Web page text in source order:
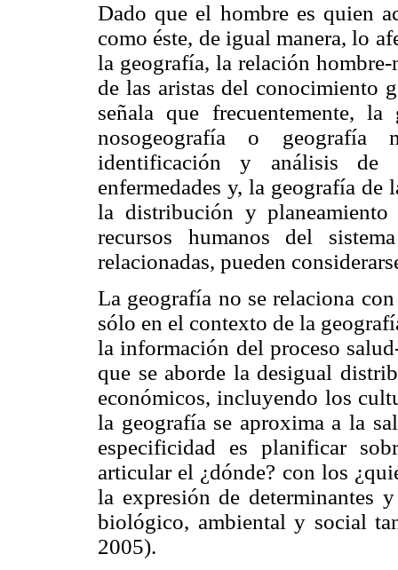
Dado que el hombre es quien
como éste, de igual manera, lo
la geografía, la relación
de las aristas del conocimiento
señala que frecuentemente,
nosogeografía o geografía
identificación y análisis de
enfermedades y, la geografía de
la distribución y planeamiento
recursos humanos del
relacionadas, pueden
La geografía no se relaciona
sólo en el contexto de la
la información del proceso
que se aborde la desigual
económicos, incluyendo los
la geografía se aproxima a la
especificidad es planificar
articular el ¿dónde? con los
la expresión de determinantes
biológico, ambiental y social
2005).